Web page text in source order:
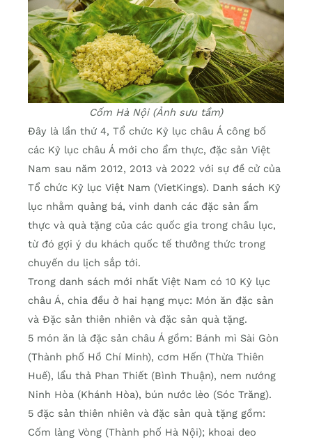
Cốm Hà Nội (Ảnh sưu tầm)
Đây là lần thứ 4, Tổ chức Kỷ lục châu Á công bố
các Kỷ lục châu Á mới cho ẩm thực, đặc sản Việt
Nam sau năm 2012, 2013 và 2022 với sự đề cử của
Tổ chức Kỷ lục Việt Nam (VietKings). Danh sách Kỷ
lục nhằm quảng bá, vinh danh các đặc sản ẩm
thực và quà tặng của các quốc gia trong châu lục,
từ đó gợi ý du khách quốc tế thưởng thức trong
chuyến du lịch sắp tới.
Trong danh sách mới nhất Việt Nam có 10 Kỷ lục
châu Á, chia đều ở hai hạng mục: Món ăn đặc sản
và Đặc sản thiên nhiên và đặc sản quà tặng.
5 món ăn là đặc sản châu Á gồm: Bánh mì Sài Gòn
(Thành phố Hồ Chí Minh), cơm Hến (Thừa Thiên
Huế), lẩu thả Phan Thiết (Bình Thuận), nem nướng
Ninh Hòa (Khánh Hòa), bún nước lèo (Sóc Trăng).
5 đặc sản thiên nhiên và đặc sản quà tặng gồm:
Cốm làng Vòng (Thành phố Hà Nội); khoai deo